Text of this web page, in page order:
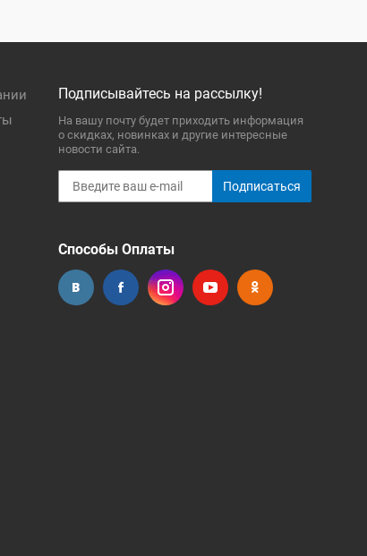
Подписывайтесь на рассылку!
На вашу почту будет приходить информация
о скидках, новинках и другие интересные
новости сайта.
Подписаться
Способы Оплаты